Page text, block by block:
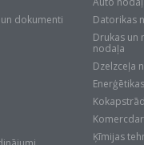
dokumenti
Datorikas
Drukas un
nodaļa
Dzelzceļa
Ķīmijas